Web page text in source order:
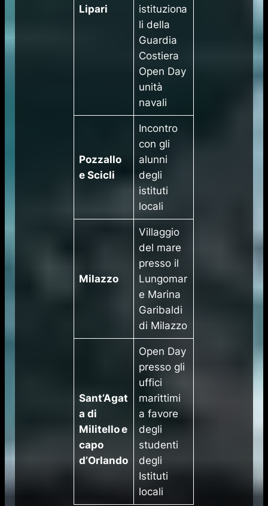
Lipari
istituziona
li della
Guardia
Costiera
Open Day
unità
navali
Pozzallo
e Scicli
​Incontro
con gli
alunni
degli
istituti
locali
Milazzo
​Villaggio
del mare
presso il
Lungomar
e Marina
Garibaldi
di Milazzo
Sant’Agat
a di
Militello e
capo
d’Orlando
​Open Day
presso gli
uffici
marittimi
a favore
degli
studenti
degli
Istituti
locali